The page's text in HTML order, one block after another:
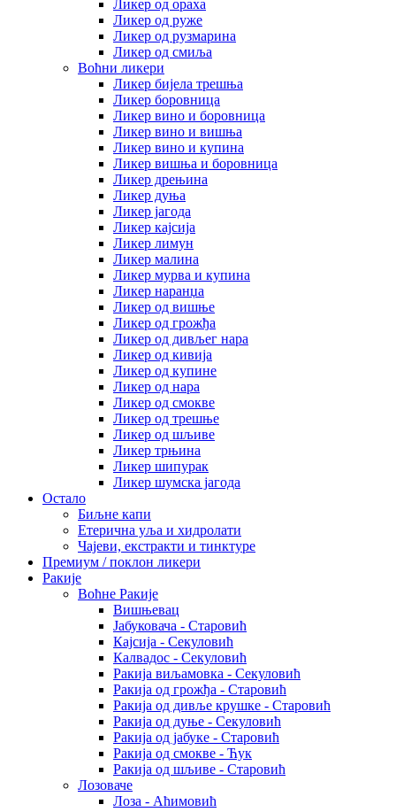
Ликер од ораха
Ликер од руже
Ликер од рузмарина
Ликер од смиља
Воћни ликери
Ликер бијела трешња
Ликер боровница
Ликер вино и боровница
Ликер вино и вишња
Ликер вино и купина
Ликер вишња и боровница
Ликер дрењина
Ликер дуња
Ликер јагода
Ликер кајсија
Ликер лимун
Ликер малина
Ликер мурва и купина
Ликер наранџа
Ликер од вишње
Ликер од грожђа
Ликер од дивљег нара
Ликер од кивија
Ликер од купине
Ликер од нара
Ликер од смокве
Ликер од трешње
Ликер од шљиве
Ликер трњина
Ликер шипурак
Ликер шумска јагода
Остало
Биљне капи
Етерична уља и хидролати
Чајеви, екстракти и тинктуре
Премиум / поклон ликери
Ракије
Воћне Ракије
Вишњевац
Јабуковача - Старовић
Кајсија - Секуловић
Калвадос - Секуловић
Ракија виљамовка - Секуловић
Ракија од грожђа - Старовић
Ракија од дивље крушке - Старовић
Ракија од дуње - Секуловић
Ракија од јабуке - Старовић
Ракија од смокве - Ћук
Ракија од шљиве - Старовић
Лозоваче
Лоза - Аћимовић